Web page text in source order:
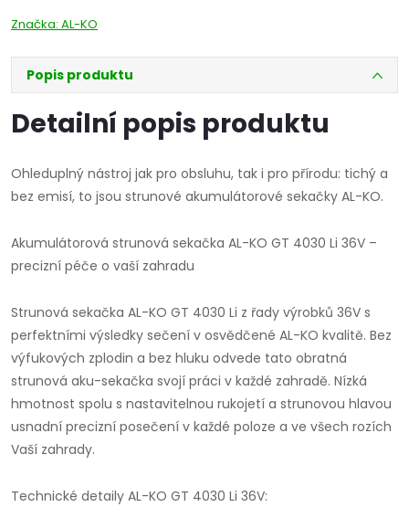
Značka: AL-KO
Popis produktu
Detailní popis produktu
Ohleduplný nástroj jak pro obsluhu, tak i pro přírodu: tichý a
bez emisí, to jsou strunové akumulátorové sekačky AL-KO.
Akumulátorová strunová sekačka AL-KO GT 4030 Li 36V –
precizní péče o vaší zahradu
Strunová sekačka AL-KO GT 4030 Li z řady výrobků 36V s
perfektními výsledky sečení v osvědčené AL-KO kvalitě. Bez
výfukových zplodin a bez hluku odvede tato obratná
strunová aku-sekačka svojí práci v každé zahradě. Nízká
hmotnost spolu s nastavitelnou rukojetí a strunovou hlavou
usnadní precizní posečení v každé poloze a ve všech rozích
Vaší zahrady.
Technické detaily AL-KO GT 4030 Li 36V: